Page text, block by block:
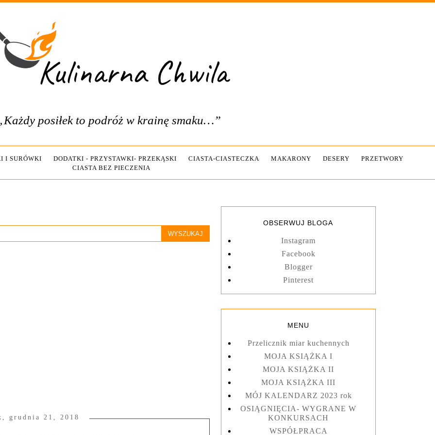
posiłek to podróż w krainę smaku…”
I SURÓWKI DODATKI - PRZYSTAWKI- PRZEKĄSKI CIASTA-CIASTECZKA MAKARONY DESERY
PRZETWORY
CIASTA BEZ PIECZENIA
grudnia 21, 2018
OBSERWUJ BLOGA
Instagram
Facebook
Blogger
Pinterest
MENU
Przelicznik miar kuchennych
MOJA KSIĄŻKA I
MOJA KSIĄŻKA II
MOJA KSIĄŻKA III
MÓJ KALENDARZ 2023 rok
OSIĄGNIĘCIA- WYGRANE W
KONKURSACH
WSPÓŁPRACA